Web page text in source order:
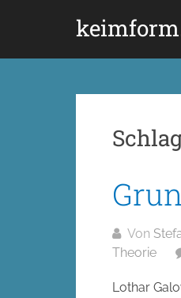
Von
Theorie
Lothar